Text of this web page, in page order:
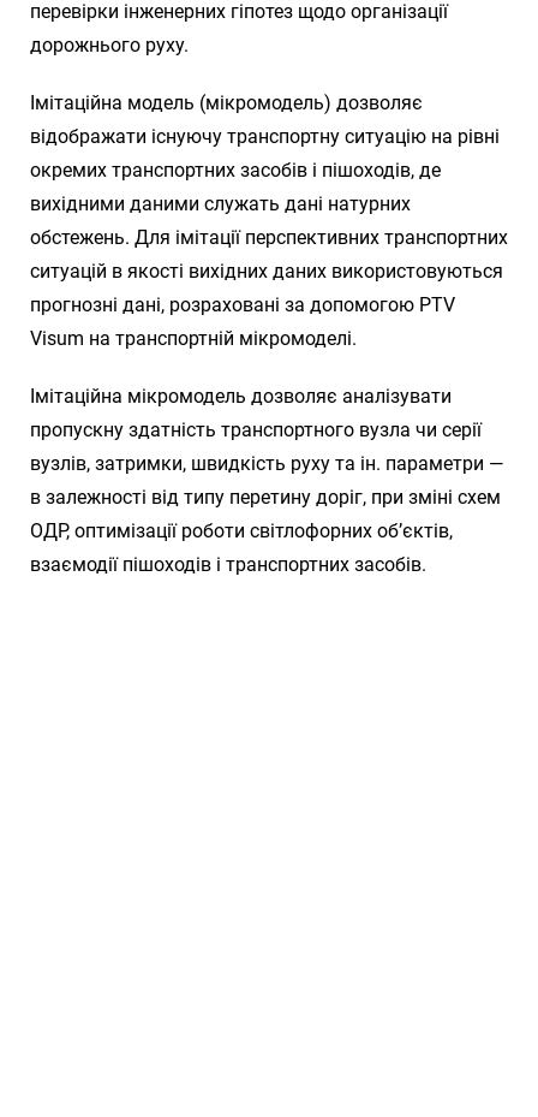
перевірки інженерних гіпотез щодо організації
дорожнього руху.
Імітаційна модель (мікромодель) дозволяє
відображати існуючу транспортну ситуацію на рівні
окремих транспортних засобів і пішоходів, де
вихідними даними служать дані натурних
обстежень. Для імітації перспективних транспортних
ситуацій в якості вихідних даних використовуються
прогнозні дані, розраховані за допомогою PTV
Visum на транспортній мікромоделі.
Імітаційна мікромодель дозволяє аналізувати
пропускну здатність транспортного вузла чи серії
вузлів, затримки, швидкість руху та ін. параметри —
в залежності від типу перетину доріг, при зміні схем
ОДР, оптимізації роботи світлофорних об’єктів,
взаємодії пішоходів і транспортних засобів.